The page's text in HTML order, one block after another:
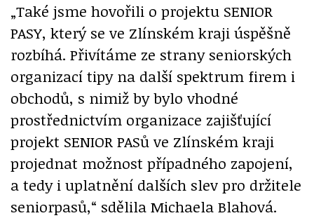
„Také jsme hovořili o projektu SENIOR
PASY, který se ve Zlínském kraji úspěšně
rozbíhá. Přivítáme ze strany seniorských
organizací tipy na další spektrum firem i
obchodů, s nimiž by bylo vhodné
prostřednictvím organizace zajišťující
projekt SENIOR PASů ve Zlínském kraji
projednat možnost případného zapojení,
a tedy i uplatnění dalších slev pro držitele
seniorpasů,“ sdělila Michaela Blahová.